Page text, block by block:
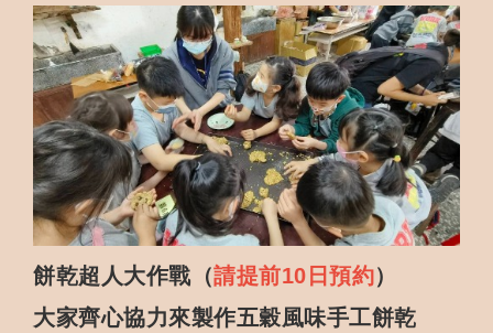
餅乾超人大作戰（請提前10日預約）
大家齊心協力來製作五穀風味手工餅乾